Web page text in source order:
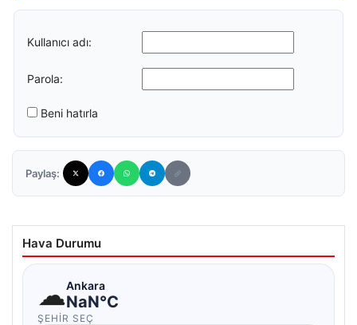
Kullanıcı adı:
Parola:
Beni hatırla
Paylaş:
Hava Durumu
☁Ankara
NaN°C
ŞEHIR SEÇ